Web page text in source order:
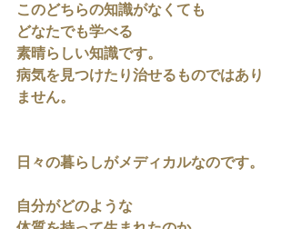
このどちらの知識がなくても
どなたでも学べる
素晴らしい知識です。
病気を見つけたり治せるものではあり
ません。
日々の暮らしがメディカルなのです。
自分がどのような